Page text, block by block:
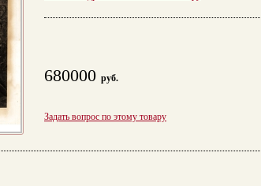
680000 руб.
Задать вопрос по этому товару